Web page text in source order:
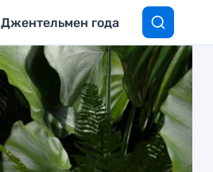
Джентельмен года